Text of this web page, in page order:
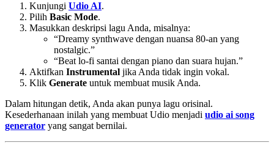
Kunjungi Udio AI.
Pilih Basic Mode.
Masukkan deskripsi lagu Anda, misalnya:
“Dreamy synthwave dengan nuansa 80-an yang
nostalgic.”
“Beat lo-fi santai dengan piano dan suara hujan.”
Aktifkan Instrumental jika Anda tidak ingin vokal.
Klik Generate untuk membuat musik Anda.
Dalam hitungan detik, Anda akan punya lagu orisinal.
Kesederhanaan inilah yang membuat Udio menjadi udio ai song
generator yang sangat bernilai.